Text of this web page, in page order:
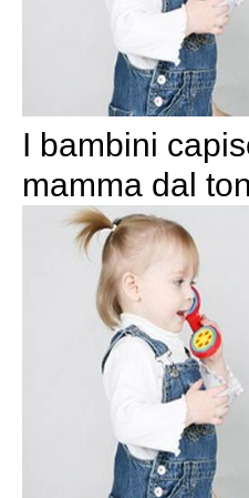
I bambini
mamma dal